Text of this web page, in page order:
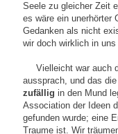
Seele zu gleicher Zeit
es wäre ein unerhörter
Gedanken als nicht
wir doch wirklich in uns
Vielleicht war auch
aussprach, und das
zufällig in den Mund
Association der Ideen
gefunden wurde; eine
Traume ist. Wir